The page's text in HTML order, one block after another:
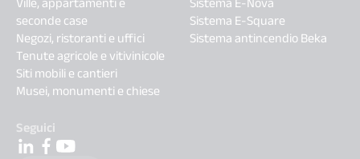
seconde case
Negozi, ristoranti e uffici
Tenute agricole e vitivinicole
Siti mobili e cantieri
Musei, monumenti e chiese
Sistema E-Square
Sistema antincendio Beka
Seguici